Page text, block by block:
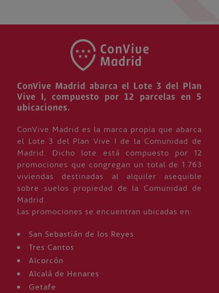
ConVive Madrid abarca el Lote 3 del Plan
Vive I, compuesto por 12 parcelas en 5
ubicaciones.
ConVive Madrid es la marca propia que abarca
el Lote 3 del Plan Vive I de la Comunidad de
Madrid. Dicho lote está compuesto por 12
promociones que congregan un total de 1.763
viviendas destinadas al alquiler asequible
sobre suelos propiedad de la Comunidad de
Madrid.
Las promociones se encuentran ubicadas en:
San Sebastián de los Reyes
Tres Cantos
Alcorcón
Alcalá de Henares
Getafe